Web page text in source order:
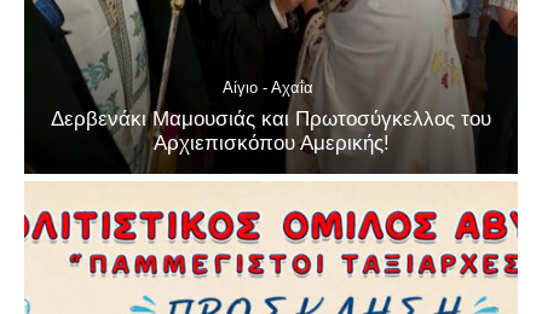
Αίγιο - Αχαΐα
Δερβενάκι Μαμουσιάς και Πρωτοσύγκελλος του
Αρχιεπισκόπου Αμερικής!